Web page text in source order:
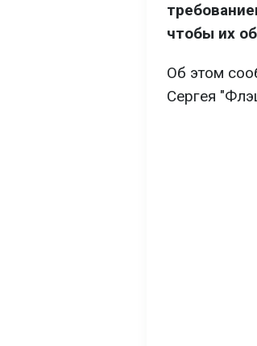
чтобы их
Об этом
Сергея